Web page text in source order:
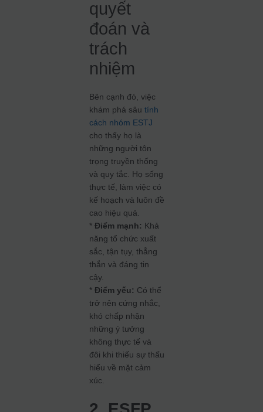
quyết
đoán và
trách
nhiệm
Bên cạnh đó, việc
khám phá sâutính
cách nhóm ESTJ
cho thấy họ là
những người tôn
trọng truyền thống
và quy tắc. Họ sống
thực tế, làm việc có
kế hoạch và luôn đề
cao hiệu quả.
*Điểm mạnh: Khả
năng tổ chức xuất
sắc, tận tụy, thẳng
thắn và đáng tin
cậy.
*Điểm yếu: Có thể
trở nên cứng nhắc,
khó chấp nhận
những ý tưởng
không thực tế và
đôi khi thiếu sự thấu
hiểu về mặt cảm
xúc.